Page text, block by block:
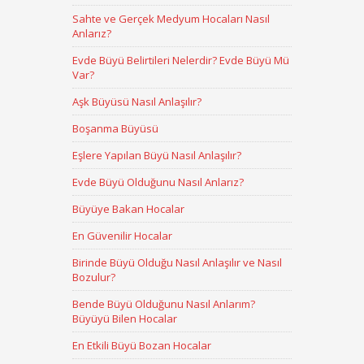
Sahte ve Gerçek Medyum Hocaları Nasıl
Anlarız?
Evde Büyü Belirtileri Nelerdir? Evde Büyü Mü
Var?
Aşk Büyüsü Nasıl Anlaşılır?
Boşanma Büyüsü
Eşlere Yapılan Büyü Nasıl Anlaşılır?
Evde Büyü Olduğunu Nasıl Anlarız?
Büyüye Bakan Hocalar
En Güvenilir Hocalar
Birinde Büyü Olduğu Nasıl Anlaşılır ve Nasıl
Bozulur?
Bende Büyü Olduğunu Nasıl Anlarım?
Büyüyü Bilen Hocalar
En Etkili Büyü Bozan Hocalar